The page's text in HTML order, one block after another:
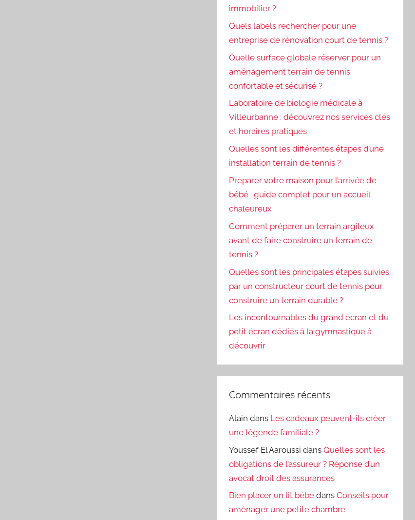
immobilier ?
Quels labels rechercher pour une
entreprise de rénovation court de tennis ?
Quelle surface globale réserver pour un
aménagement terrain de tennis
confortable et sécurisé ?
Laboratoire de biologie médicale à
Villeurbanne : découvrez nos services clés
et horaires pratiques
Quelles sont les différentes étapes d’une
installation terrain de tennis ?
Préparer votre maison pour l’arrivée de
bébé : guide complet pour un accueil
chaleureux
Comment préparer un terrain argileux
avant de faire construire un terrain de
tennis ?
Quelles sont les principales étapes suivies
par un constructeur court de tennis pour
construire un terrain durable ?
Les incontournables du grand écran et du
petit écran dédiés à la gymnastique à
découvrir
Commentaires récents
Alain dans Les cadeaux peuvent-ils créer
une légende familiale ?
Youssef El Aaroussi dansQuelles sont les
obligations de l’assureur ? Réponse d’un
avocat droit des assurances
Bien placer un lit bébé dansConseils pour
aménager une petite chambre